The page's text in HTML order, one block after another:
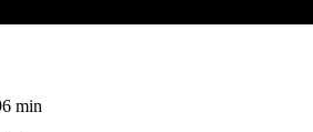
min